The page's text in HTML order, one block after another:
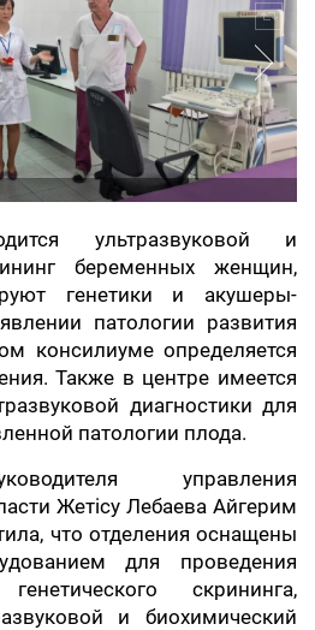
ультразвуковой и
беременных женщин,
генетики и акушеры-
патологии развития
консилиуме определяется
Также в центре имеется
диагностики для
патологии плода.
управления
Жетісу Лебаева Айгерим
что отделения оснащены
для проведения
скрининга,
и биохимический